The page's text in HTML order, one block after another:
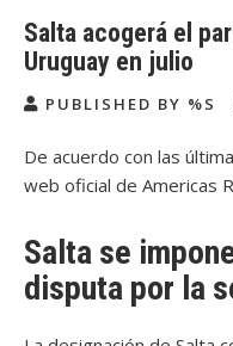
Salta acogerá el
Uruguay en julio
PUBLISHED BY %S
De acuerdo con las
web oficial de Americas
enfrentamiento entre
de julio. El partido, que
Ernesto Martearena,
Salta se
disputa por la